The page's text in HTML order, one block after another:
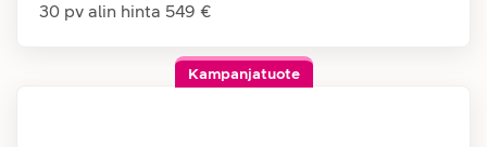
30 pv alin hinta 549 €
Kampanjatuote